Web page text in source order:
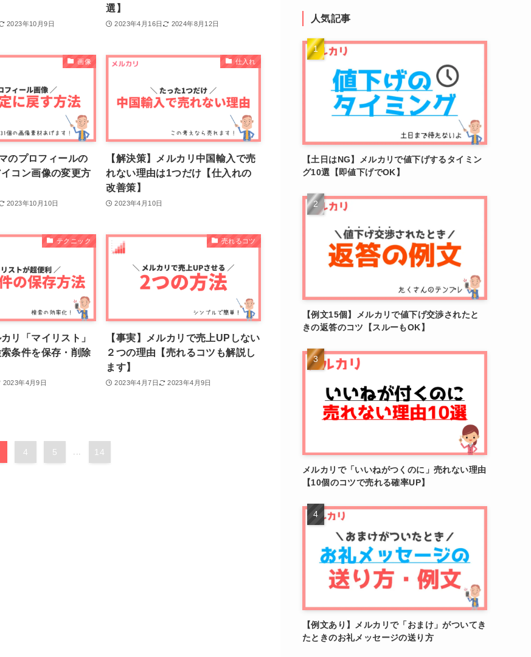
2023年10月9日
選】
2023年4月16日 2024年8月12日
画像
のプロフィールの
コン画像の変更方
2023年10月10日
仕入れ
【解決策】メルカリ中国輸入で売
れない理由は1つだけ【仕入れの
改善策】
2023年4月10日
テクニック
リ「マイリスト」
条件を保存・削除
2023年4月9日
売れるコツ
【事実】メルカリで売上UPしない
２つの理由【売れるコツも解説し
ます】
2023年4月7日 2023年4月9日
4 5 14
人気記事
【土日はNG】メルカリで値下げするタイミン
グ10選【即値下げでOK】
【例文15個】メルカリで値下げ交渉されたと
きの返答のコツ【スルーもOK】
メルカリで「いいねがつくのに」売れない理由
【10個のコツで売れる確率UP】
【例文あり】メルカリで「おまけ」がついてき
たときのお礼メッセージの送り方